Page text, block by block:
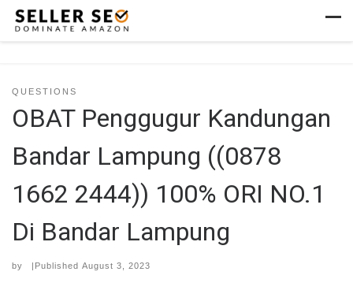
Skip to content
QUESTIONS
OBAT Penggugur Kandungan
Bandar Lampung ((0878
1662 2444)) 100% ORI NO.1
Di Bandar Lampung
by |Published August 3, 2023